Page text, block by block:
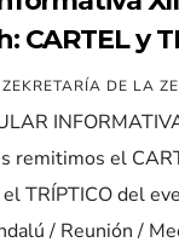
CARTEL y
ZEKRETARÍA DE LA
remitimos el
TRÍPTICO del
/ Reunión /